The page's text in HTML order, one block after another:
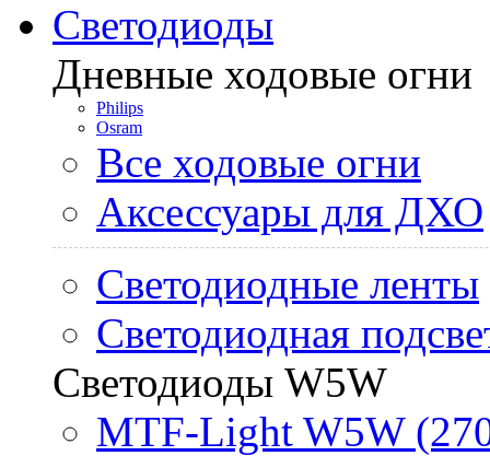
Светодиоды
Дневные ходовые огни
Philips
Osram
Все ходовые огни
Аксессуары для ДХО
Светодиодные ленты
Светодиодная
Светодиоды W5W
MTF-Light W5W